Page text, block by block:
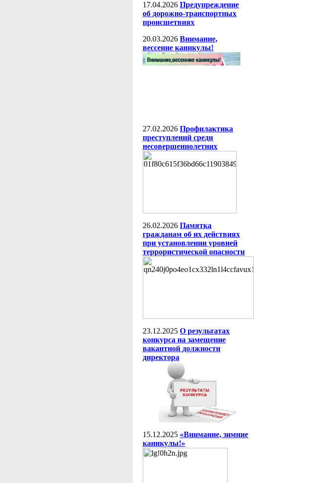
17.04.2026 Предупреждение
об дорожно-транспортных
происшетвиях
20.03.2026 Внимание,
вессение каникулы!
27.02.2026 Профилактика
преступлений среди
несовершеннолетних
26.02.2026 Памятка
гражданам об их действиях
при установлении уровней
террористической опасности
23.12.2025 О результатах
конкурса на замещение
вакантной должности
директора
15.12.2025 «Внимание, зимние
каникулы!»